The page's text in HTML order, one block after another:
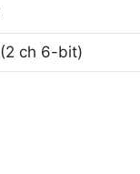
ch 6-bit)